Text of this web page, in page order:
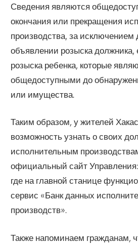
Сведения являются
окончания или прекращения
производства, за исключением
объявлении розыска
розыска ребенка, которые
общедоступными до
или имущества.
Таким образом, у жителей
возможность узнать о своих
исполнительным
официальный сайт Управления:
где на главной станице
сервис «Банк данных
производств».
Также напоминаем гражданам,